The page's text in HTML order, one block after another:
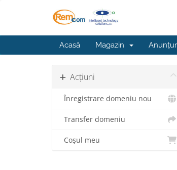
Acasă Magazin
Acțiuni
Înregistrare domeniu nou
Transfer domeniu
Coșul meu